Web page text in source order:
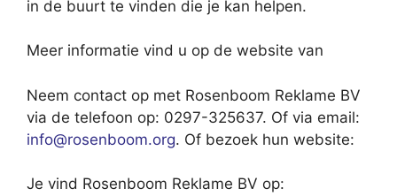
in de buurt te vinden die je kan helpen.
Meer informatie vind u op de website van
Neem contact op met Rosenboom Reklame BV
via de telefoon op: 0297-325637. Of via email:
info@rosenboom.org. Of bezoek hun website:
Je vind Rosenboom Reklame BV op: